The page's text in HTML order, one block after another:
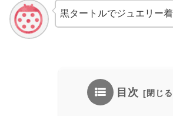
黒タートルでジュエリー
目次